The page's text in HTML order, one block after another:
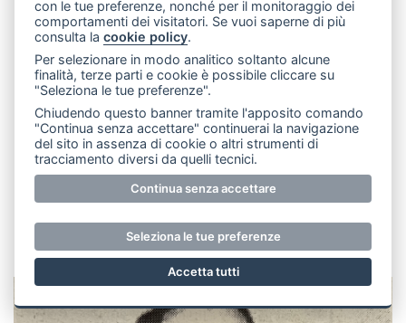
con le tue preferenze, nonché per il monitoraggio dei
comportamenti dei visitatori. Se vuoi saperne di più
consulta lacookie policy.
Per selezionare in modo analitico soltanto alcune
finalità, terze parti e cookie è possibile cliccare su
"Seleziona le tue preferenze".
Chiudendo questo banner tramite l'apposito comando
"Continua senza accettare" continuerai la navigazione
del sito in assenza di cookie o altri strumenti di
tracciamento diversi da quelli tecnici.
Continua senza accettare
Seleziona le tue preferenze
Accetta tutti